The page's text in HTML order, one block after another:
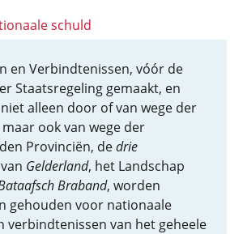
schuld
en Verbindtenissen, vóór de
Staatsregeling gemaakt, en
alleen door of van wege der
maar ook van wege der
Provinciën, dedrie
Gelderland, het Landschap
Braband, worden
gehouden voor nationaale
verbindtenissen van het geheele